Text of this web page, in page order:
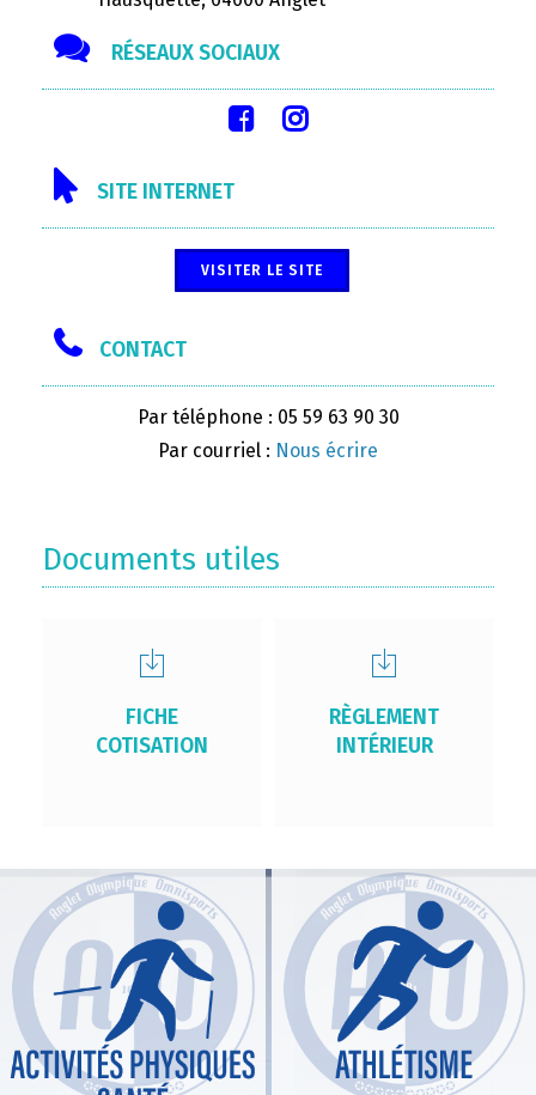
RÉSEAUX SOCIAUX
SITE INTERNET
VISITER LE SITE
CONTACT
Par téléphone : 05 59 63 90 30
Par courriel : Nous écrire
Documents utiles
FICHE
COTISATION
RÈGLEMENT
INTÉRIEUR